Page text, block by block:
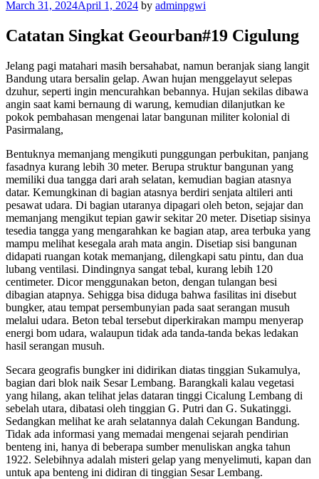
Posted
March 31, 2024April 1, 2024 by adminpgwi
Catatan Singkat Geourban#19 Cigulung
Jelang pagi matahari masih bersahabat, namun beranjak siang langit
Bandung utara bersalin gelap. Awan hujan menggelayut selepas
dzuhur, seperti ingin mencurahkan bebannya. Hujan sekilas dibawa
angin saat kami bernaung di warung, kemudian dilanjutkan ke
pokok pembahasan mengenai latar bangunan militer kolonial di
Pasirmalang,
Bentuknya memanjang mengikuti punggungan perbukitan, panjang
fasadnya kurang lebih 30 meter. Berupa struktur bangunan yang
memiliki dua tangga dari arah selatan, kemudian bagian atasnya
datar. Kemungkinan di bagian atasnya berdiri senjata altileri anti
pesawat udara. Di bagian utaranya dipagari oleh beton, sejajar dan
memanjang mengikut tepian gawir sekitar 20 meter. Disetiap sisinya
tesedia tangga yang mengarahkan ke bagian atap, area terbuka yang
mampu melihat kesegala arah mata angin. Disetiap sisi bangunan
didapati ruangan kotak memanjang, dilengkapi satu pintu, dan dua
lubang ventilasi. Dindingnya sangat tebal, kurang lebih 120
centimeter. Dicor menggunakan beton, dengan tulangan besi
dibagian atapnya. Sehigga bisa diduga bahwa fasilitas ini disebut
bungker, atau tempat persembunyian pada saat serangan musuh
melalui udara. Beton tebal tersebut diperkirakan mampu menyerap
energi bom udara, walaupun tidak ada tanda-tanda bekas ledakan
hasil serangan musuh.
Secara geografis bungker ini didirikan diatas tinggian Sukamulya,
bagian dari blok naik Sesar Lembang. Barangkali kalau vegetasi
yang hilang, akan telihat jelas dataran tinggi Cicalung Lembang di
sebelah utara, dibatasi oleh tinggian G. Putri dan G. Sukatinggi.
Sedangkan melihat ke arah selatannya dalah Cekungan Bandung.
Tidak ada informasi yang memadai mengenai sejarah pendirian
benteng ini, hanya di beberapa sumber menuliskan angka tahun
1922. Selebihnya adalah misteri gelap yang menyelimuti, kapan dan
untuk apa benteng ini didiran di tinggian Sesar Lembang.